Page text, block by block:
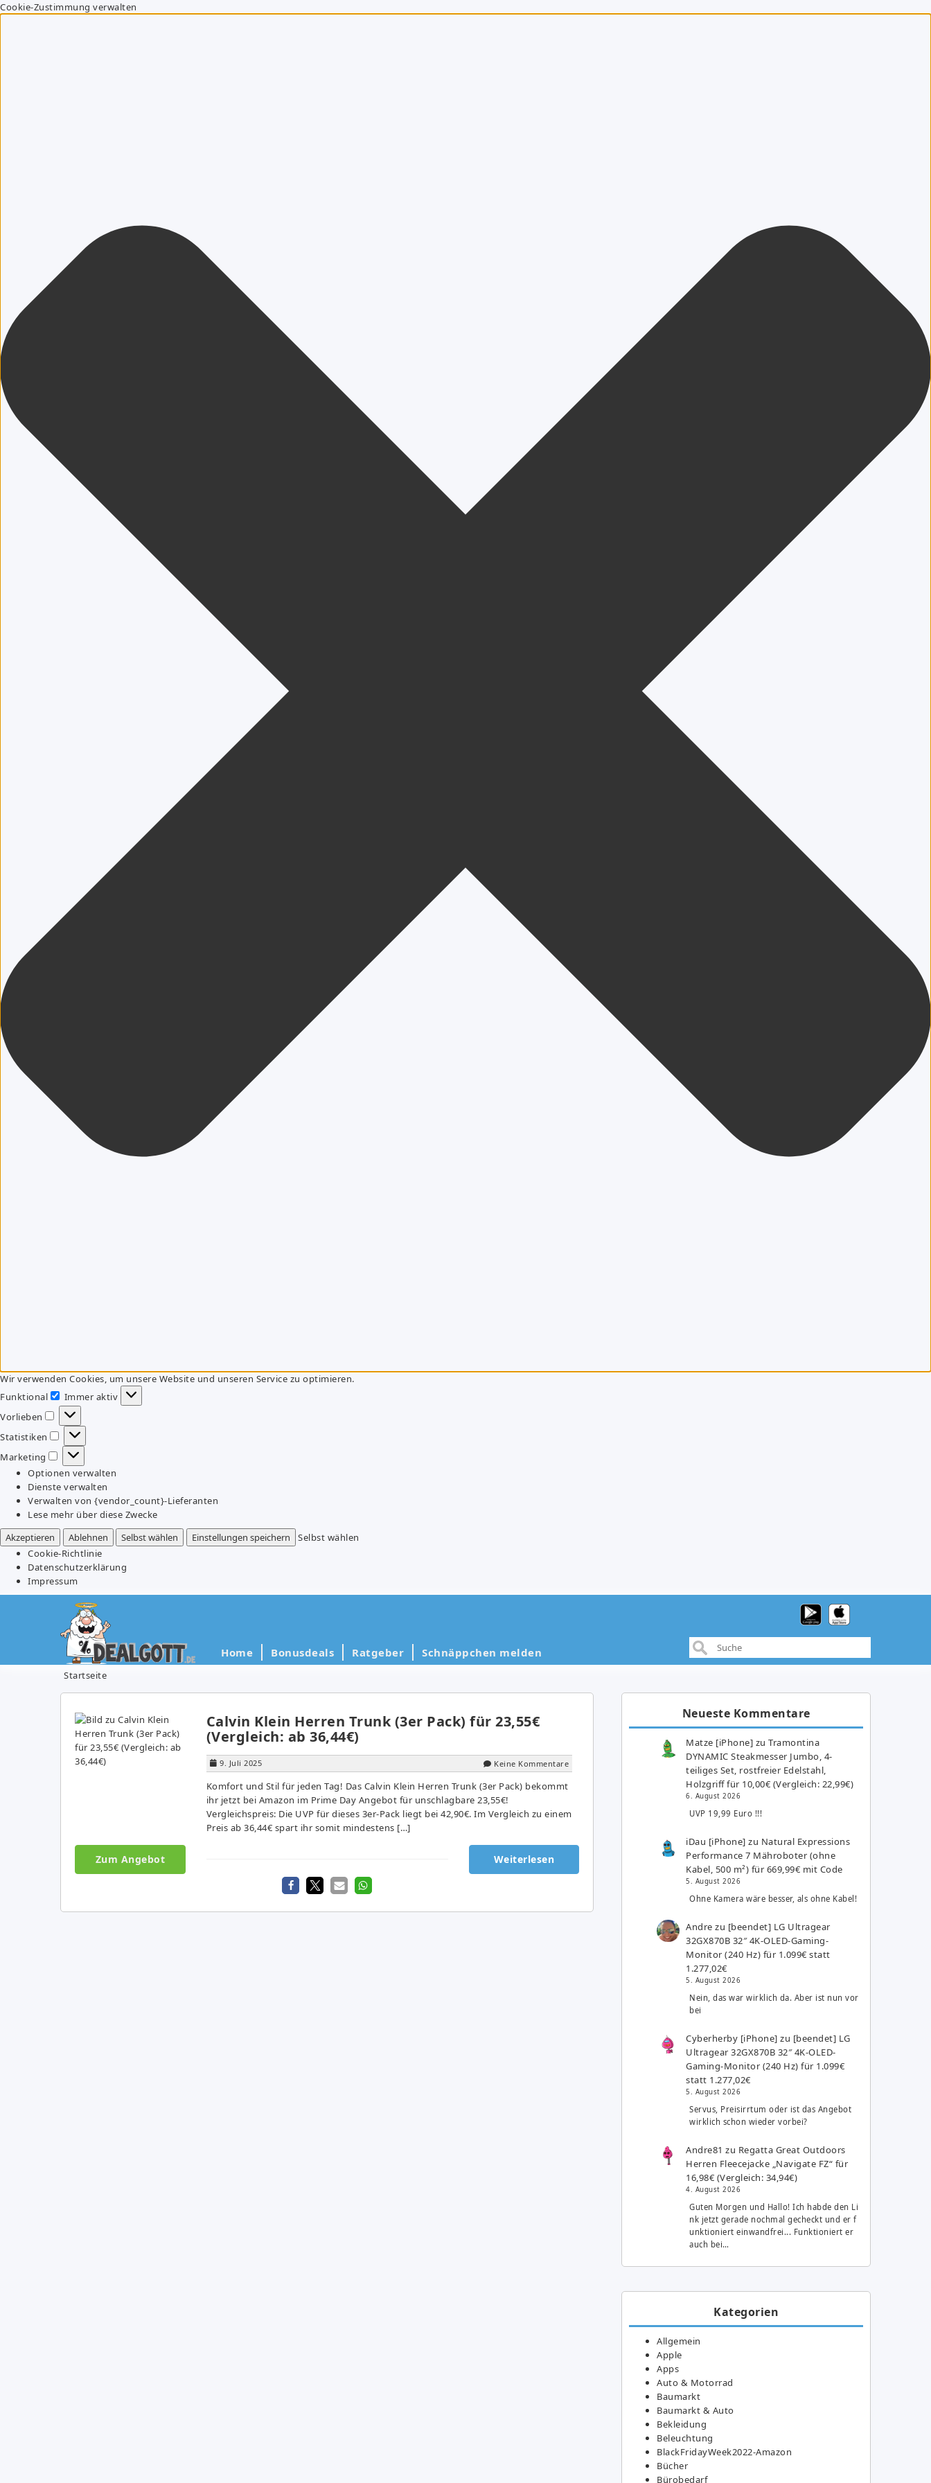
Cookie-Zustimmung verwalten
Wir verwenden Cookies, um unsere Website und unseren Service zu optimieren.
Funktional
Funktional
Immer aktiv
Vorlieben
Vorlieben
Statistiken
Statistiken
Marketing
Marketing
Optionen verwalten
Dienste verwalten
Verwalten von {vendor_count}-Lieferanten
Lese mehr über diese Zwecke
Akzeptieren
Ablehnen Selbst wählen Einstellungen speichern
Selbst wählen
Cookie-Richtlinie
Datenschutzerklärung
Impressum
Home Bonusdeals Ratgeber Schnäppchen melden
Startseite
Calvin Klein Herren Trunk (3er Pack) für 23,55€
(Vergleich: ab 36,44€)
9. Juli 2025 Keine Kommentare
Komfort und Stil für jeden Tag! Das Calvin Klein Herren Trunk (3er Pack) bekommt
ihr jetzt bei Amazon im Prime Day Angebot für unschlagbare 23,55€!
Vergleichspreis: Die UVP für dieses 3er-Pack liegt bei 42,90€. Im Vergleich zu einem
Preis ab 36,44€ spart ihr somit mindestens […]
Zum Angebot Weiterlesen
Neueste Kommentare
Matze [iPhone] zuTramontina
DYNAMIC Steakmesser Jumbo, 4-
teiliges Set, rostfreier Edelstahl,
Holzgriff für 10,00€ (Vergleich: 22,99€)
6. August 2026
UVP 19,99 Euro !!!
iDau [iPhone] zu Natural Expressions
Performance 7 Mähroboter (ohne
Kabel, 500 m²) für 669,99€ mit Code
5. August 2026
Ohne Kamera wäre besser, als ohne Kabel!
Andre zu [beendet] LG Ultragear
32GX870B 32″ 4K-OLED-Gaming-
Monitor (240 Hz) für 1.099€ statt
1.277,02€
5. August 2026
Nein, das war wirklich da. Aber ist nun vor
bei
Cyberherby [iPhone] zu [beendet] LG
Ultragear 32GX870B 32″ 4K-OLED-
Gaming-Monitor (240 Hz) für 1.099€
statt 1.277,02€
5. August 2026
Servus, Preisirrtum oder ist das Angebot
wirklich schon wieder vorbei?
Andre81 zu Regatta Great Outdoors
Herren Fleecejacke „Navigate FZ“ für
16,98€ (Vergleich: 34,94€)
4. August 2026
Guten Morgen und Hallo! Ich habde den Li
nk jetzt gerade nochmal gecheckt und er f
unktioniert einwandfrei... Funktioniert er
auch bei…
Kategorien
Allgemein
Apple
Apps
Auto & Motorrad
Baumarkt
Baumarkt & Auto
Bekleidung
Beleuchtung
BlackFridayWeek2022-Amazon
Bücher
Bürobedarf